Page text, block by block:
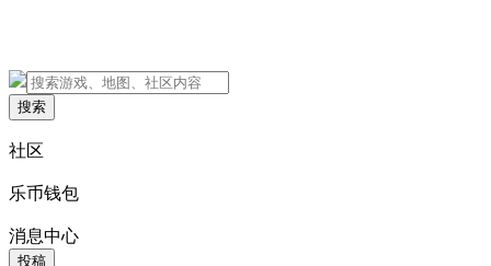
搜索
社区
乐币钱包
消息中心
投稿